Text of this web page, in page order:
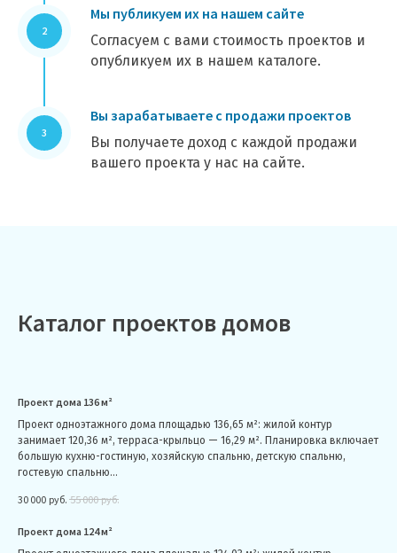
Мы публикуем их на нашем сайте
Согласуем с вами стоимость проектов и
опубликуем их в нашем каталоге.
Вы зарабатываете с продажи проектов
Вы получаете доход с каждой продажи
вашего проекта у нас на сайте.
Каталог проектов домов
Проект дома 136 м²
Проект одноэтажного дома площадью 136,65 м²: жилой контур
занимает 120,36 м², терраса-крыльцо — 16,29 м². Планировка включает
большую кухню-гостиную, хозяйскую спальню, детскую спальню,
гостевую спальню...
30 000 руб. 55 000 руб.
Проект дома 124 м²